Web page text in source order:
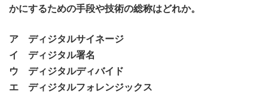
かにするための手段や技術の総称はどれか。
ア ディジタルサイネージ
イ ディジタル署名
ウ ディジタルディバイド
エ ディジタルフォレンジックス